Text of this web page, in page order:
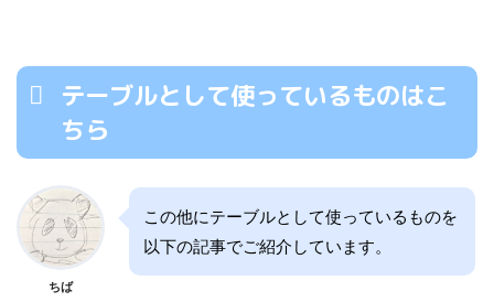
テーブルとして使っているものはこ
ちら
ちば
この他にテーブルとして使っているものを
以下の記事でご紹介しています。